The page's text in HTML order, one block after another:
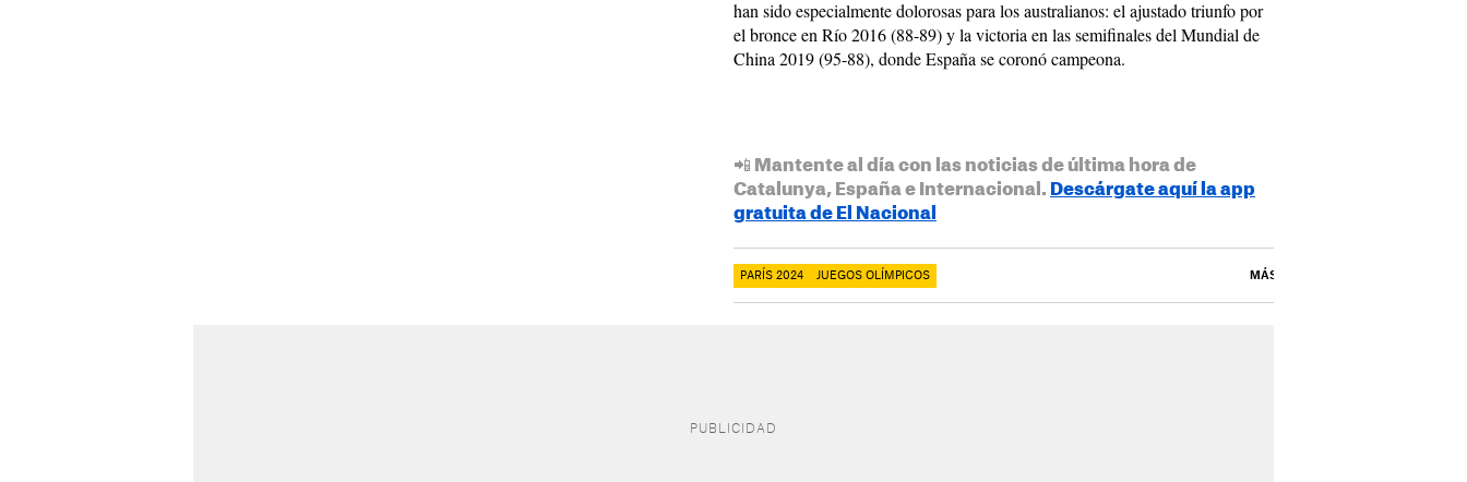
han sido especialmente dolorosas para los australianos: el ajustado triunfo por
el bronce en Río 2016 (88-89) y la victoria en las semifinales del Mundial de
China 2019 (95-88), donde España se coronó campeona.
📲 Mantente al día con las noticias de última hora de
Catalunya, España e Internacional. Descárgate aquí la app
gratuita de El Nacional
PARÍS 2024 JUEGOS OLÍMPICOS MÁS